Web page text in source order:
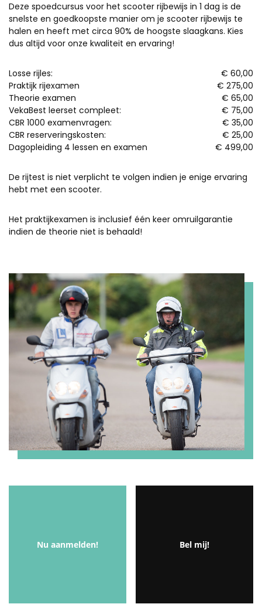
Deze spoedcursus voor het scooter rijbewijs in 1 dag is de
snelste en goedkoopste manier om je scooter rijbewijs te
halen en heeft met circa 90% de hoogste slaagkans. Kies
dus altijd voor onze kwaliteit en ervaring!
Losse rijles:
€ 60,00
Praktijk rijexamen
€ 275,00
Theorie examen
€ 65,00
VekaBest leerset compleet:
€ 75,00
CBR 1000 examenvragen:
€ 35,00
CBR reserveringskosten:
€ 25,00
Dagopleiding 4 lessen en examen
€ 499,00
De rijtest is niet verplicht te volgen indien je enige ervaring
hebt met een scooter.
Het praktijkexamen is inclusief één keer omruilgarantie
indien de theorie niet is behaald!
Nu aanmelden! Bel mij!